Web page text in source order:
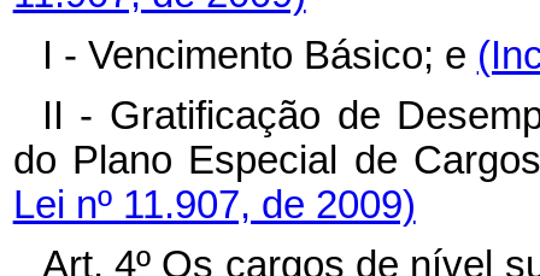
I - Vencimento Básico; e
II - Gratificação de
do Plano Especial de
Lei nº 11.907, de 2009)
Art. 4º Os cargos de nível